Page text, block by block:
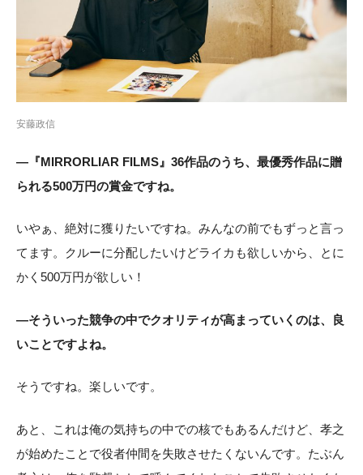
安藤政信
―『MIRRORLIAR FILMS』36作品のうち、最優秀作品に贈
られる500万円の賞金ですね。
いやぁ、絶対に獲りたいですね。みんなの前でもずっと言っ
てます。クルーに分配したいけどライカも欲しいから、とに
かく500万円が欲しい！
―そういった競争の中でクオリティが高まっていくのは、良
いことですよね。
そうですね。楽しいです。
あと、これは俺の気持ちの中での核でもあるんだけど、孝之
が始めたことで役者仲間を失敗させたくないんです。たぶん